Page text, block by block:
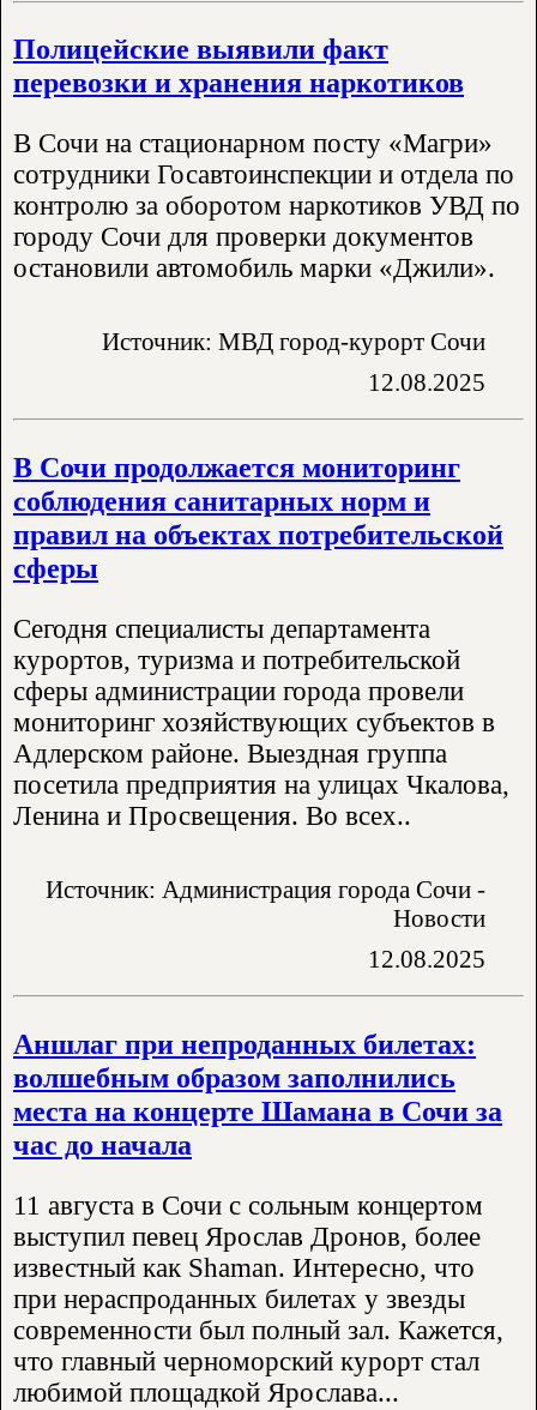
Полицейские выявили факт
перевозки и хранения наркотиков
В Сочи на стационарном посту «Магри»
сотрудники Госавтоинспекции и отдела по
контролю за оборотом наркотиков УВД по
городу Сочи для проверки документов
остановили автомобиль марки «Джили».
Источник: МВД город-курорт Сочи
12.08.2025
В Сочи продолжается мониторинг
соблюдения санитарных норм и
правил на объектах потребительской
сферы
Сегодня специалисты департамента
курортов, туризма и потребительской
сферы администрации города провели
мониторинг хозяйствующих субъектов в
Адлерском районе. Выездная группа
посетила предприятия на улицах Чкалова,
Ленина и Просвещения. Во всех..
Источник: Администрация города Сочи -
Новости
12.08.2025
Аншлаг при непроданных билетах:
волшебным образом заполнились
места на концерте Шамана в Сочи за
час до начала
11 августа в Сочи с сольным концертом
выступил певец Ярослав Дронов, более
известный как Shaman. Интересно, что
при нераспроданных билетах у звезды
современности был полный зал. Кажется,
что главный черноморский курорт стал
любимой площадкой Ярослава...